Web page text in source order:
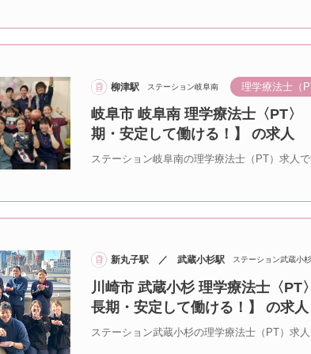
柳津駅 ステーション岐阜南 理学療法士（
岐阜市 岐阜南 理学療法士〈PT〉
期・安定して働ける！】 の求人
ステーション岐阜南の理学療法士（PT）求人で
新丸子駅 ／ 武蔵小杉駅 ステーション武蔵小杉
川崎市 武蔵小杉 理学療法士〈PT
長期・安定して働ける！】 の求人
ステーション武蔵小杉の理学療法士（PT）求人